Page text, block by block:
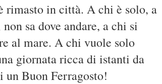
rimasto in città. A chi è solo, a
sa dove andare, a chi si
al mare. A chi vuole solo
giornata ricca di istanti da
un Buon Ferragosto!